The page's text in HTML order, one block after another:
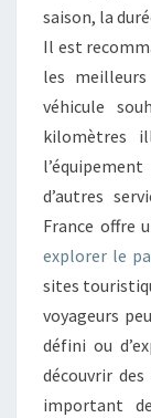
saison, la
Il est
les
véhicule
kilomètres
d’autres
France offre
explorer le
sites
voyageurs
défini ou
découvrir
important